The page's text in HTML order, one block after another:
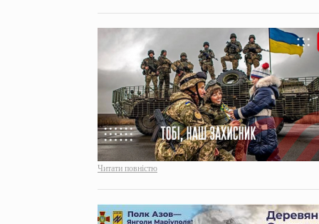
Читати повністю